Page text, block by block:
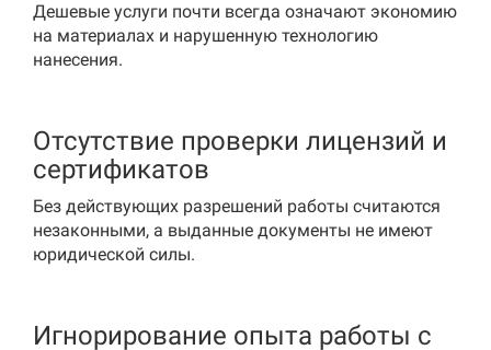
Дешевые услуги почти всегда означают экономию
на материалах и нарушенную технологию
нанесения.
Отсутствие проверки лицензий и
сертификатов
Без действующих разрешений работы считаются
незаконными, а выданные документы не имеют
юридической силы.
Игнорирование опыта работы с